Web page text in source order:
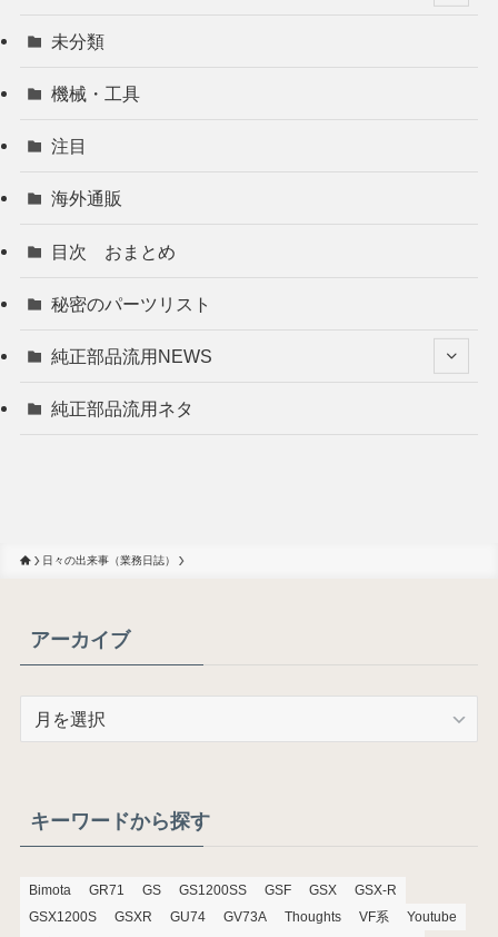
未分類
機械・工具
注目
海外通販
目次 おまとめ
秘密のパーツリスト
純正部品流用NEWS
純正部品流用ネタ
日々の出来事（業務日誌）
アーカイブ
ブキーワードから探す
Bimota GR71 GS GS1200SS GSF GSX
GSX-R
GSX1200S
GSXR GU74 GV73A Thoughts VF系
Youtube